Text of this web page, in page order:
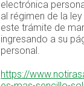
electrónica
al régimen de la
este trámite de
ingresando a su
personal.
https://